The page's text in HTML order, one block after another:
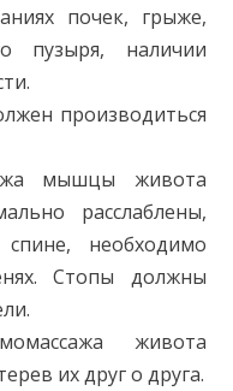
почек, грыже,
пузыря, наличии
производиться
мышцы живота
расслаблены,
необходимо
Стопы должны
живота
их друг о друга.